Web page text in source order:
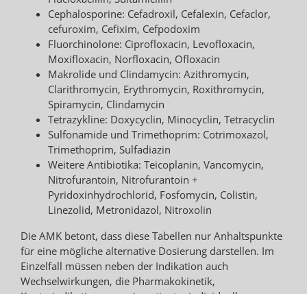
Cephalosporine: Cefadroxil, Cefalexin, Cefaclor,
cefuroxim, Cefixim, Cefpodoxim
Fluorchinolone: Ciprofloxacin, Levofloxacin,
Moxifloxacin, Norfloxacin, Ofloxacin
Makrolide und Clindamycin: Azithromycin,
Clarithromycin, Erythromycin, Roxithromycin,
Spiramycin, Clindamycin
Tetrazykline: Doxycyclin, Minocyclin, Tetracyclin
Sulfonamide und Trimethoprim: Cotrimoxazol,
Trimethoprim, Sulfadiazin
Weitere Antibiotika: Teicoplanin, Vancomycin,
Nitrofurantoin, Nitrofurantoin +
Pyridoxinhydrochlorid, Fosfomycin, Colistin,
Linezolid, Metronidazol, Nitroxolin
Die AMK betont, dass diese Tabellen nur Anhaltspunkte
für eine mögliche alternative Dosierung darstellen. Im
Einzelfall müssen neben der Indikation auch
Wechselwirkungen, die Pharmakokinetik,